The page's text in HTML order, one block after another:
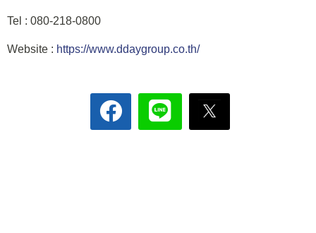
Tel : 080-218-0800
Website : https://www.ddaygroup.co.th/